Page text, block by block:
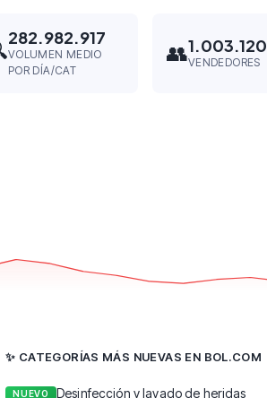
282.982.917
VOLUMEN MEDIO
POR DÍA/CAT
👥1.003.120
VENDEDORES
✨ CATEGORÍAS MÁS NUEVAS EN BOL.COM
NUEVO Desinfección y lavado de heridas